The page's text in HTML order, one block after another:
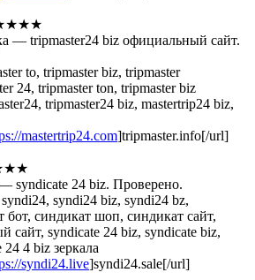
— tripmaster24 biz официальный сайт.
to, tripmaster biz, tripmaster
24, tripmaster ton, tripmaster biz
tripmaster24 biz, mastertrip24 biz,
mastertrip24.com]tripmaster.info[/url]
syndicate 24 biz. Проверено.
syndi24 biz, syndi24 bz,
бот, синдикат шоп, синдикат сайт,
сайт, syndicate 24 biz, syndicate biz,
4 biz зеркала
syndi24.live]syndi24.sale[/url]